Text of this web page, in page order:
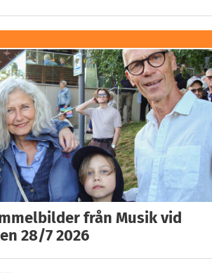
från Musik vid
28/7 2026